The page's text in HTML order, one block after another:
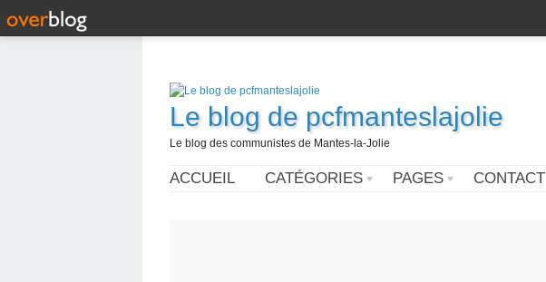
Le blog de pcfmanteslajolie
Le blog des communistes de Mantes-la-Jolie
ACCUEIL CATÉGORIES PAGES CONTACT